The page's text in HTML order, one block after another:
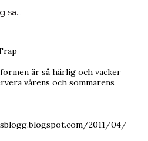
sa…
är så härlig och vacker
vårens och sommarens
2011/04/